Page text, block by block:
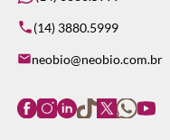
(14) 3880.5999
neobio@neobio.com.br